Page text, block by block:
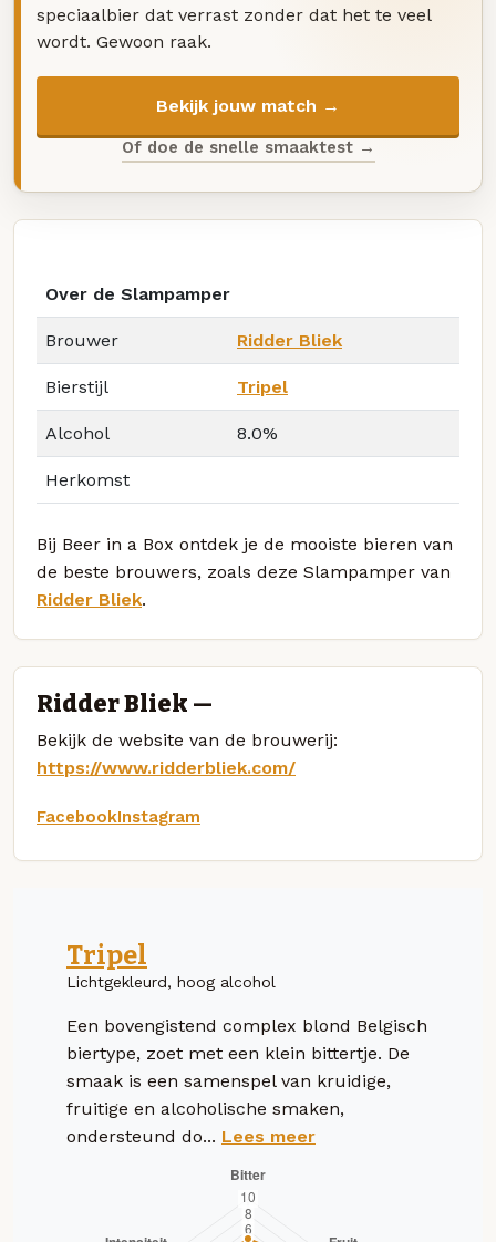
speciaalbier dat verrast zonder dat het te veel
wordt. Gewoon raak.
Bekijk jouw match →
Of doe de snelle smaaktest →
Over de Slampamper
Brouwer Ridder Bliek
Bierstijl Tripel
Alcohol 8.0%
Herkomst
Bij Beer in a Box ontdek je de mooiste bieren van
de beste brouwers, zoals deze Slampamper van
Ridder Bliek.
Ridder Bliek —
Bekijk de website van de brouwerij:
https://www.ridderbliek.com/
FacebookInstagram
Tripel
Lichtgekleurd, hoog alcohol
Een bovengistend complex blond Belgisch
biertype, zoet met een klein bittertje. De
smaak is een samenspel van kruidige,
fruitige en alcoholische smaken,
ondersteund do... Lees meer